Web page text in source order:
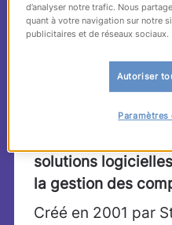
Le Groupe
formation », en
sociétés Business
Consultants,
solutions
la gestion des
Créé en 2001 par
d’analyser notre trafic. Nous
quant à votre navigation sur notre
publicitaires et de réseaux sociaux.
Autoriser